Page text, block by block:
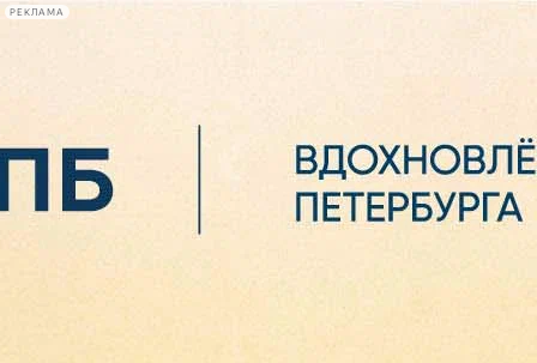
РЕКЛАМА
Сегодня:
2026.08.06
21:06